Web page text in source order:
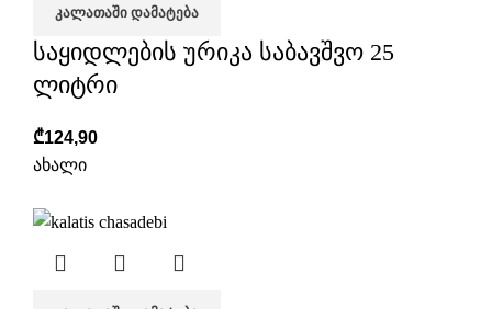
ᲙᲐᲚᲐᲗᲐᲨᲘ ᲓᲐᲛᲐᲢᲔᲑᲐ
საყიდლების ურიკა საბავშვო 25
ლიტრი
₾124,90
ახალი